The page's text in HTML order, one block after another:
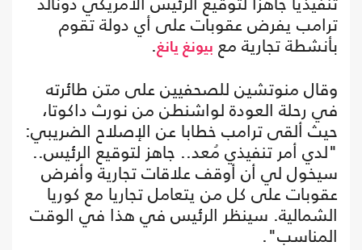
ترامب يفرض عقوبات على أي دولة تقوم
بأنشطة تجارية مع بيونغ يانغ.
وقال منوتشين للصحفيين على متن طائرته
في رحلة العودة لواشنطن من نورث داكوتا،
حيث ألقى ترامب خطابا عن الإصلاح الضريبي:
"لدي أمر تنفيذي مُعد.. جاهز لتوقيع الرئيس..
سيخول لي أن أوقف علاقات تجارية وأفرض
عقوبات على كل من يتعامل تجاريا مع كوريا
الشمالية. سينظر الرئيس في هذا في الوقت
المناسب".